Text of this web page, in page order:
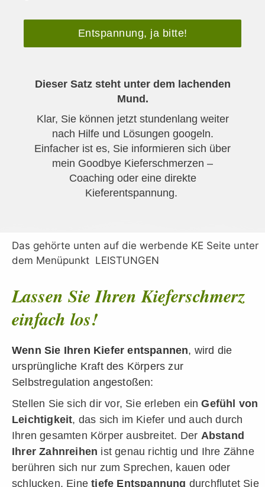
Entspannung, ja bitte!
Dieser Satz steht unter dem lachenden
Mund.
Klar, Sie können jetzt stundenlang weiter
nach Hilfe und Lösungen googeln.
Einfacher ist es, Sie informieren sich über
mein Goodbye Kieferschmerzen –
Coaching oder eine direkte
Kieferentspannung.
Das gehörte unten auf die werbende KE Seite unter
dem Menüpunkt LEISTUNGEN
Lassen Sie Ihren Kieferschmerz
einfach los!
Wenn Sie Ihren Kiefer entspannen, wird die
ursprüngliche Kraft des Körpers zur
Selbstregulation angestoßen:
Stellen Sie sich dir vor, Sie erleben einGefühl von
Leichtigkeit, das sich im Kiefer und auch durch
Ihren gesamten Körper ausbreitet. Der Abstand
Ihrer Zahnreihen ist genau richtig und Ihre Zähne
berühren sich nur zum Sprechen, kauen oder
schlucken. Einetiefe Entspannung durchflutet Sie